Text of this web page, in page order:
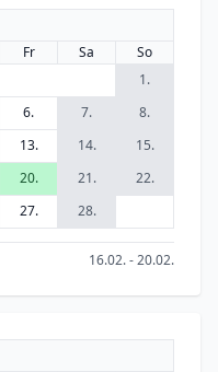
Fr Sa
So
1.
6. 7.
8.
13. 14.
15.
20. 21.
22.
27. 28.
16.02. - 20.02.